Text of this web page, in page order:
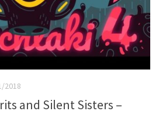
2018
and Silent Sisters –